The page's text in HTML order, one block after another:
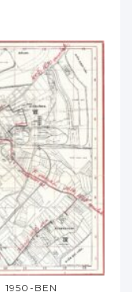
1950-BEN